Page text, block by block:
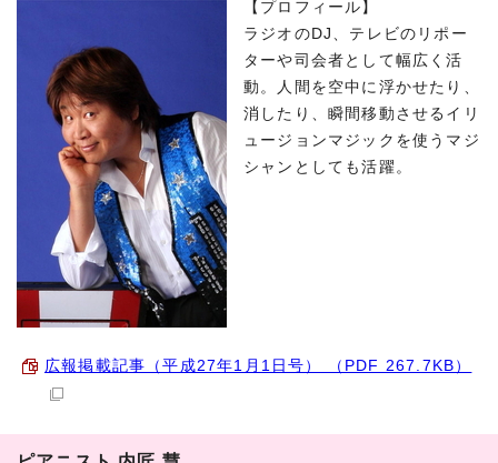
【プロフィール】
ラジオのDJ、テレビのリポー
ターや司会者として幅広く活
動。人間を空中に浮かせたり、
消したり、瞬間移動させるイリ
ュージョンマジックを使うマジ
シャンとしても活躍。
広報掲載記事（平成27年1月1日号） （PDF 267.7KB）